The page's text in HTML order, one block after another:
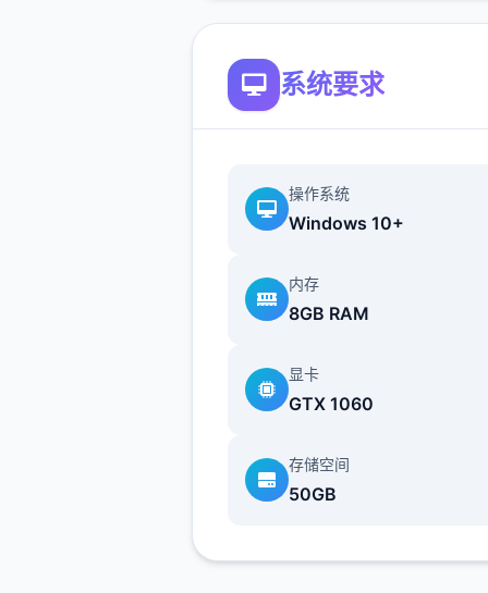
套武学/轻功/内功、武学混用、
功、3才书模式、天赋等
帮派玩法：自建帮派、帮派战
育等
系统要求
操作系统
Windows 10+
内存
8GB RAM
显卡
GTX 1060
存储空间
50GB